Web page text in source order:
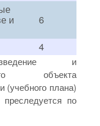
и
6
4
и
объекта
(учебного плана)
преследуется по